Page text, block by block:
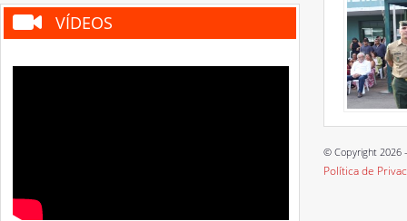
VÍDEOS
© Copyright 2026
Política de